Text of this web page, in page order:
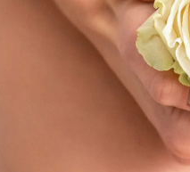
personalizado e recuperar
autoestima, garantindo sua